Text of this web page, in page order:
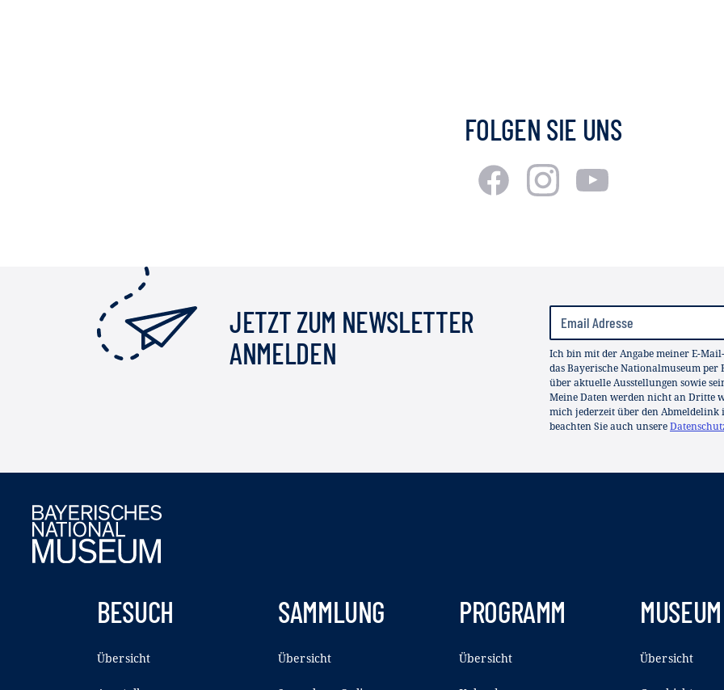
FOLGEN SIE UNS
JETZT ZUM NEWSLETTER
ANMELDEN
Ich bin mit der Angabe meiner E-
das Bayerische Nationalmuseum
über aktuelle Ausstellungen sowie
Meine Daten werden nicht an Dritte
mich jederzeit über den Abmeldelink
beachten Sie auch unsere
BESUCH
Übersicht
SAMMLUNG
Übersicht
PROGRAMM
Übersicht
MUSEUM
Übersicht